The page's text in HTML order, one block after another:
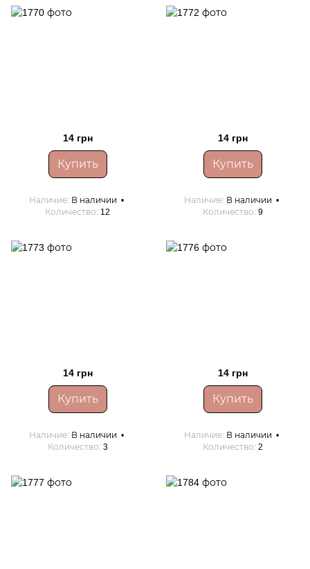
14 грн
Купить
Наличие В наличии
Количество 12
14 грн
Купить
Наличие В наличии
Количество 9
14 грн
Купить
Наличие В наличии
Количество 3
14 грн
Купить
Наличие В наличии
Количество 2